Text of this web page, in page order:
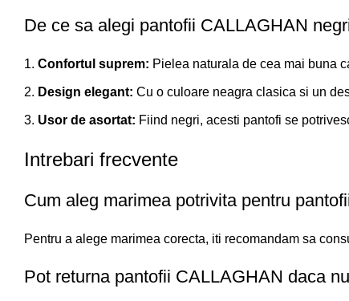
De ce sa alegi pantofii CALLAGHAN
Confortul suprem: Pielea naturala de cea mai buna
Design elegant: Cu o culoare neagra clasica si un
Usor de asortat: Fiind negri, acesti pantofi se
Intrebari frecvente
Cum aleg marimea potrivita pentru
Pentru a alege marimea corecta, iti recomandam sa
Pot returna pantofii CALLAGHAN daca